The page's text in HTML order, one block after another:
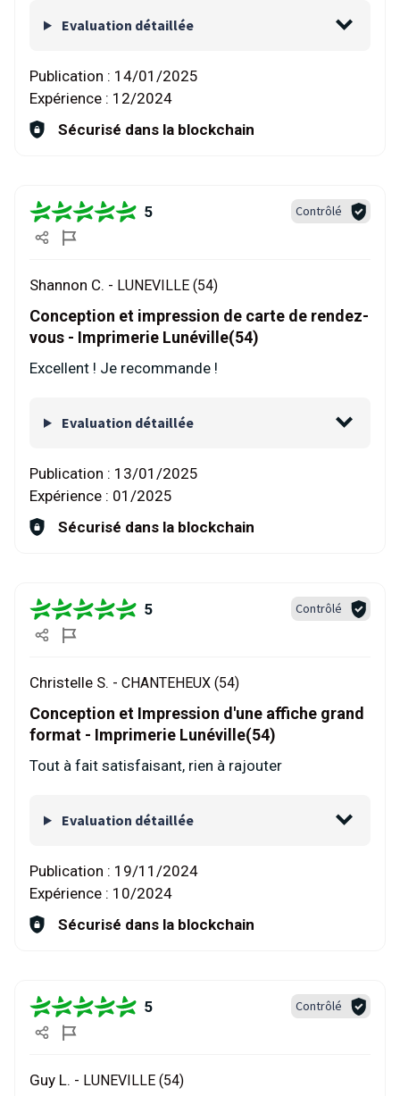
Evaluation détaillée
Publication : 14/01/2025
Expérience : 12/2024
Sécurisé dans la blockchain
5 Contrôlé
Shannon C. - LUNEVILLE (54)
Conception et impression de carte de rendez-
vous - Imprimerie Lunéville(54)
Excellent ! Je recommande !
Evaluation détaillée
Publication : 13/01/2025
Expérience : 01/2025
Sécurisé dans la blockchain
5 Contrôlé
Christelle S. - CHANTEHEUX (54)
Conception et Impression d'une affiche grand
format - Imprimerie Lunéville(54)
Tout à fait satisfaisant, rien à rajouter
Evaluation détaillée
Publication : 19/11/2024
Expérience : 10/2024
Sécurisé dans la blockchain
5 Contrôlé
Guy L. - LUNEVILLE (54)